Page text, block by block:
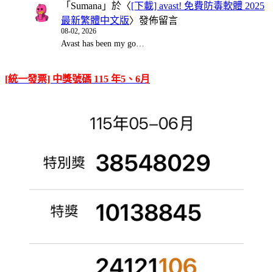
「 Sumana 」於〈[下載] avast! 免費防毒軟體 2025
最新繁體中文版〉發佈留言
08-02, 2026
Avast has been my go…
[統一發票] 中獎號碼 115 年5、6月